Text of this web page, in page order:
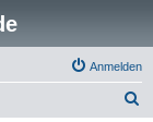
Anmelden